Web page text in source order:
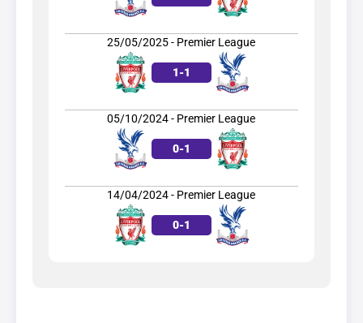
25/05/2025 - Premier League
1-1
05/10/2024 - Premier League
0-1
14/04/2024 - Premier League
0-1